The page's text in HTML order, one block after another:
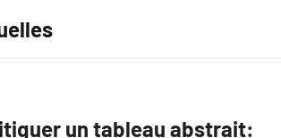
un tableau abstrait: